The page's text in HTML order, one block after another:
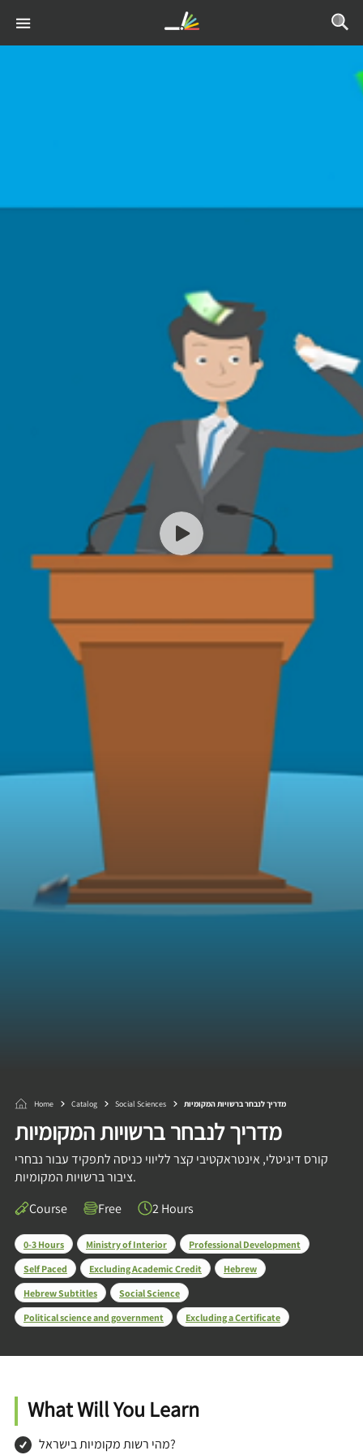
Home Catalog Social Sciences מדריך לנבחר ברשויות המקומיות
מדריך לנבחר ברשויות המקומיות
קורס דיגיטלי, אינטראקטיבי קצר לליווי כניסה לתפקיד עבור נבחרי
ציבור ברשויות המקומיות.
Course
Free 2 Hours
0-3 Hours Ministry of Interior
Professional Development
Self Paced
Excluding Academic Credit
Hebrew
Hebrew Subtitles
Social Science
Political science and government
Excluding a Certificate
What Will You Learn
מהי רשות מקומיות בישראל?